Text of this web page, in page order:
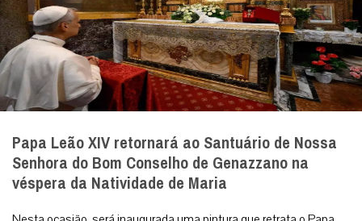
Selo ‘Rumo aos 100 Anos’ abre a contagem
regressiva para o centenário do símbolo nacional,
celebrado em outubro de 2031. Rio de Janeiro (31/07/...
MAIS
ÚLTIMAS NOTÍCIAS